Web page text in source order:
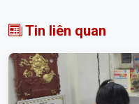
Tin liên quan